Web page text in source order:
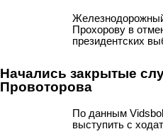
Прохорову в
президентских
Начались закрытые
Провоторова
По данным
выступить с